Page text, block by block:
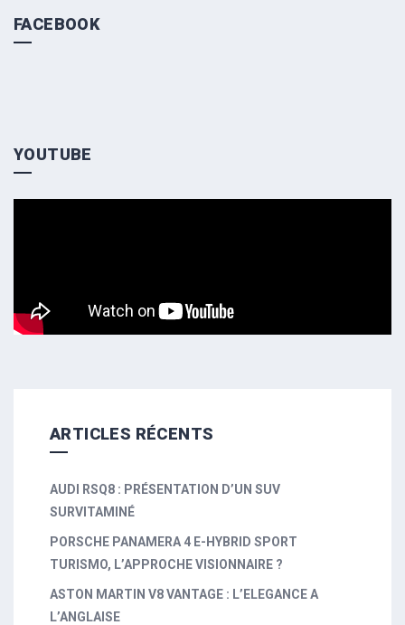
FACEBOOK
YOUTUBE
ARTICLES RÉCENTS
AUDI RSQ8 : PRÉSENTATION D’UN SUV
SURVITAMINÉ
PORSCHE PANAMERA 4 E-HYBRID SPORT
TURISMO, L’APPROCHE VISIONNAIRE ?
ASTON MARTIN V8 VANTAGE : L’ELEGANCE A
L’ANGLAISE